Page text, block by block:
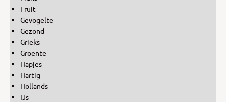
Fruit
Gevogelte
Gezond
Grieks
Groente
Hapjes
Hartig
Hollands
IJs